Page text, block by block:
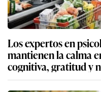
Los expertos en
mantienen la calma
cognitiva, gratitud y